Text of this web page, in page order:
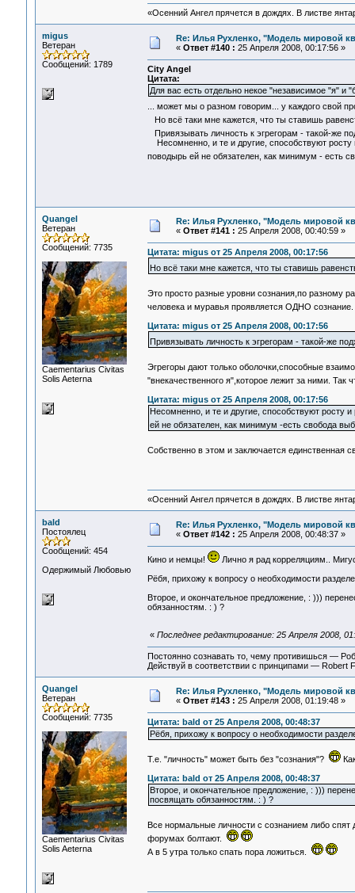
«Осенний Ангел прячется в дождях. В листве
migus
Ветеран
Сообщений: 1789
Re: Илья Рухленко, "Модель мировой
« Ответ #140 : 25 Апреля 2008, 00:17:56 »
City Angel
Цитата:
Для вас есть отдельно некое "независимое "я" и
... может мы о разном говорим... у каждого свой
Но всё таки мне кажется, что ты ставишь
Привязывать личность к эгрегорам - такой-же
Несомненно, и те и другие, способствуют росту
поводырь ей не обязателен, как минимум - есть
Quangel
Ветеран
Сообщений: 7735
Сaementarius Civitas
Solis Aeterna
Re: Илья Рухленко, "Модель мировой
« Ответ #141 : 25 Апреля 2008, 00:40:59 »
Цитата: migus от 25 Апреля 2008, 00:17:56
Но всё таки мне кажется, что ты ставишь
Это просто разные уровни сознания,по разному
человека и муравья проявляется ОДНО
Цитата: migus от 25 Апреля 2008, 00:17:56
Привязывать личность к эгрегорам - такой-же
Эгрегоры дают только оболочки,способные
"внекачественного я",которое лежит за ними.
Цитата: migus от 25 Апреля 2008, 00:17:56
Несомненно, и те и другие, способствуют росту
ей не обязателен, как минимум -есть свобода
Собственно в этом и заключается единственная
«Осенний Ангел прячется в дождях. В листве
bald
Постоялец
Сообщений: 454
Одержимый Любовью
Re: Илья Рухленко, "Модель мировой
« Ответ #142 : 25 Апреля 2008, 00:48:37 »
Кино и немцы!
Лично я рад корреляциям..
Рёбя, прихожу к вопросу о необходимости
Второе, и окончательное предложение, : )))
обязанностям. : ) ?
« Последнее редактирование: 25 Апреля 2008,
Постоянно сознавать то, чему противишься —
Действуй в соответствии с принципами — Robert
Quangel
Ветеран
Сообщений: 7735
Сaementarius Civitas
Solis Aeterna
Re: Илья Рухленко, "Модель мировой
« Ответ #143 : 25 Апреля 2008, 01:19:48 »
Цитата: bald от 25 Апреля 2008, 00:48:37
Рёбя, прихожу к вопросу о необходимости
Т.е. "личность" может быть без "сознания"?
Цитата: bald от 25 Апреля 2008, 00:48:37
Второе, и окончательное предложение, : )))
посвящать обязанностям. : ) ?
Все нормальные личности с сознанием либо
форумах болтают.
А в 5 утра только спать пора ложиться.